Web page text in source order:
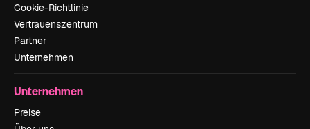
Cookie-Richtlinie
Vertrauenszentrum
Partner
Unternehmen
Unternehmen
Preise